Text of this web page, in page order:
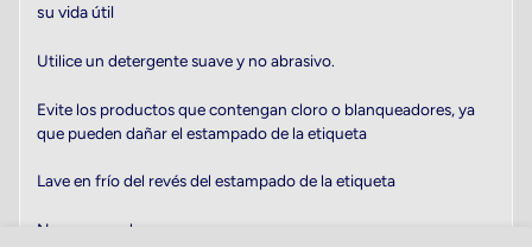
su vida útil
Utilice un detergente suave y no abrasivo.
Evite los productos que contengan cloro o blanqueadores, ya
que pueden dañar el estampado de la etiqueta
Lave en frío del revés del estampado de la etiqueta
No use secadora.